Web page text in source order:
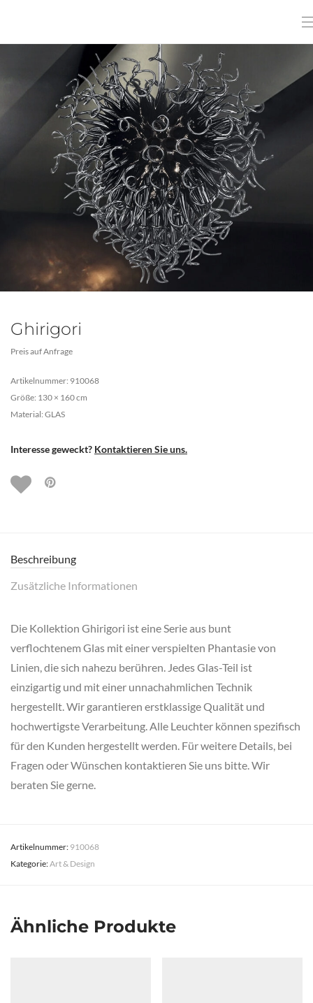
Ghirigori
Preis auf Anfrage
Artikelnummer: 910068
Größe: 130 × 160 cm
Material: GLAS
Interesse geweckt? Kontaktieren Sie uns.
Beschreibung
Zusätzliche Informationen
Die Kollektion Ghirigori ist eine Serie aus bunt
verflochtenem Glas mit einer verspielten Phantasie von
Linien, die sich nahezu berühren. Jedes Glas-Teil ist
einzigartig und mit einer unnachahmlichen Technik
hergestellt. Wir garantieren erstklassige Qualität und
hochwertigste Verarbeitung. Alle Leuchter können spezifisch
für den Kunden hergestellt werden. Für weitere Details, bei
Fragen oder Wünschen kontaktieren Sie uns bitte. Wir
beraten Sie gerne.
Artikelnummer: 910068
Kategorie:Art & Design
Ähnliche Produkte